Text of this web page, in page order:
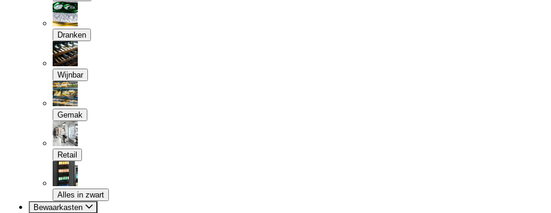
Dranken
Wijnbar
Gemak
Retail
Alles in zwart
Bewaarkasten